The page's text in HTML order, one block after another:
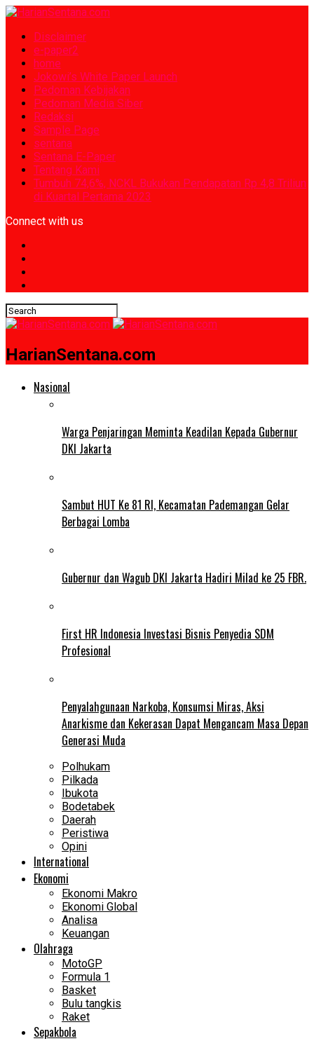
Disclaimer
e-paper2
home
Jokowi’s White Paper Launch
Pedoman Kebijakan
Pedoman Media Siber
Redaksi
Sample Page
sentana
Sentana E-Paper
Tentang Kami
Tumbuh 74,6%, NCKL Bukukan Pendapatan Rp 4,8 Triliun
di Kuartal Pertama 2023
Connect with us
HarianSentana.com
Nasional
Warga Penjaringan Meminta Keadilan Kepada Gubernur
DKI Jakarta
Sambut HUT Ke 81 RI, Kecamatan Pademangan Gelar
Berbagai Lomba
Gubernur dan Wagub DKI Jakarta Hadiri Milad ke 25 FBR.
First HR Indonesia Investasi Bisnis Penyedia SDM
Profesional
Penyalahgunaan Narkoba, Konsumsi Miras, Aksi
Anarkisme dan Kekerasan Dapat Mengancam Masa Depan
Generasi Muda
Polhukam
Pilkada
Ibukota
Bodetabek
Daerah
Peristiwa
Opini
International
Ekonomi
Ekonomi Makro
Ekonomi Global
Analisa
Keuangan
Olahraga
MotoGP
Formula 1
Basket
Bulu tangkis
Raket
Sepakbola